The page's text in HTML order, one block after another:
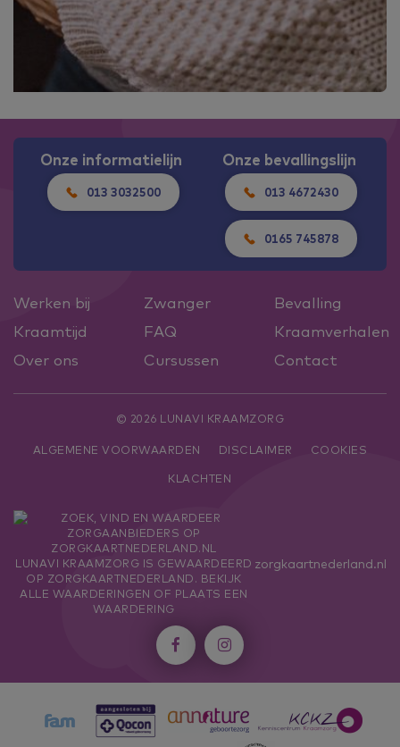
Onze informatielijn
013 3032500
Onze bevallingslijn
013 4672430
0165 745878
Werken bij Zwanger
Bevalling
Kraamtijd
FAQ
Kraamverhalen
Over ons
Cursussen Contact
© 2026 LUNAVI KRAAMZORG
ALGEMENE VOORWAARDEN DISCLAIMER
COOKIES
KLACHTEN
LUNAVI KRAAMZORG IS GEWAARDEERD
OP ZORGKAARTNEDERLAND. BEKIJK
ALLE WAARDERINGEN OF PLAATS EEN
WAARDERING
zorgkaartnederland.nl
 